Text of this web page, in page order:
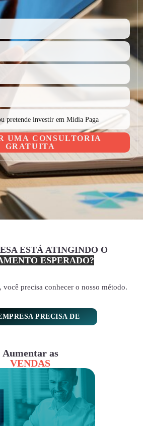
UMA CONSULTORIA
GRATUITA
ESTÁ ATINGINDO O
ESPERADO?
, você precisa conhecer o nosso método.
PRECISA DE
Aumentar as
VENDAS